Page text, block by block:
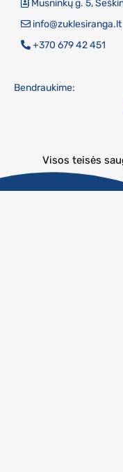
Musninkų g. 5,
info@zuklesiranga.lt
+370 679 42 451
Bendraukime:
Visos teisės